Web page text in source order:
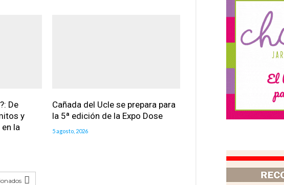
De
y
la
Cañada del Ucle se prepara para
la 5ª edición de la Expo Dose
5 agosto, 2026